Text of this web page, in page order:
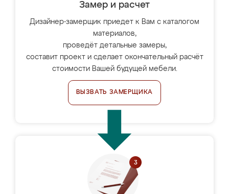
Замер и расчет
Дизайнер-замерщик приедет к Вам с каталогом
материалов,
проведёт детальные замеры,
составит проект и сделает окончательный расчёт
стоимости Вашей будущей мебели.
ВЫЗВАТЬ ЗАМЕРЩИКА